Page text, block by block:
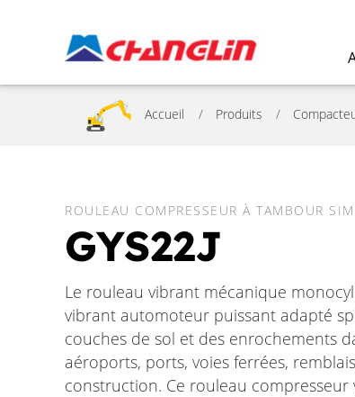
Accueil Produits
ROULEAU COMPRESSEUR À TAMBOUR
GYS22J
Le rouleau vibrant mécanique
vibrant automoteur puissant adapté
couches de sol et des enrochements
aéroports, ports, voies ferrées,
construction. Ce rouleau